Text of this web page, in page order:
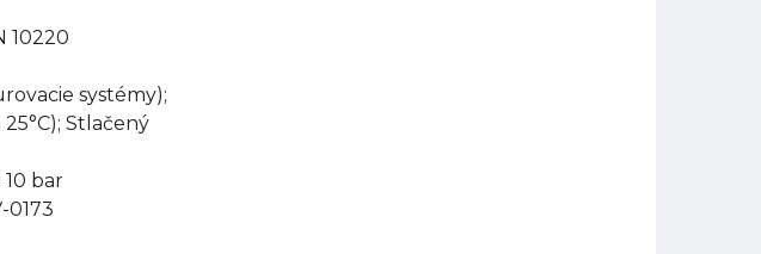
10220
systémy);
Stlačený
10 bar
0173